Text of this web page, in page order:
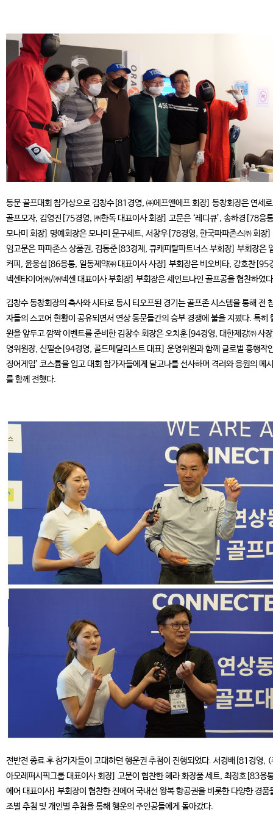
동문 골프대회 참가상으로 김창수[81경영, ㈜에프앤에프 회장] 동창회장은 연세
골프모자, 김영진[75경영, ㈜한독 대표이사 회장] 고문은 ‘레디큐’, 송하경[78응
모나미 회장] 명예회장은 모나미 문구세트, 서창우[78경영, 한국파파존스㈜ 회장]
임고문은 파파존스 상품권, 김동준[83경제, 큐캐피탈파트너스 부회장] 부회장은
커피, 윤웅섭[86응통, 일동제약㈜ 대표이사 사장] 부회장은 비오비타, 강호찬[95
넥센타이어㈜/㈜넥센 대표이사 부회장] 부회장은 세인트나인 골프공을 협찬하였
김창수 동창회장의 축사와 시타로 동시 티오프된 경기는 골프존 시스템을 통해 전
자들의 스코어 현황이 공유되면서 연상 동문들간의 승부 경쟁에 불을 지폈다. 특히
윈을 앞두고 깜짝 이벤트를 준비한 김창수 회장은 오치훈[94경영, 대한제강㈜ 사
영위원장, 신필순[94경영, 골드메달리스트 대표] 운영위원과 함께 글로벌 흥행작
징어게임’ 코스튬을 입고 대회 참가자들에게 달고나를 선사하며 격려와 응원의 메
를 함께 전했다.
전반전 종료 후 참가자들이 고대하던 행운권 추첨이 진행되었다. 서경배[81경영,
아모레퍼시픽그룹 대표이사 회장] 고문이 협찬한 헤라 화장품 세트, 최정호[83응
에어 대표이사] 부회장이 협찬한 진에어 국내선 왕복 항공권을 비롯한 다양한 경품
조별 추첨 및 개인별 추첨을 통해 행운의 주인공들에게 돌아갔다.